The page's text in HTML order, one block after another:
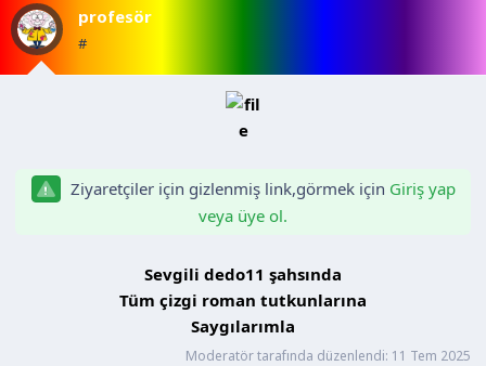
u
B
a
a
n
n
i
profesör
#
Ziyaretçiler için gizlenmiş link,görmek için Giriş yap
veya üye ol.
Sevgili dedo11 şahsında
Tüm çizgi roman tutkunlarına
Saygılarımla​
Moderatör tarafında düzenlendi: 11 Tem 2025